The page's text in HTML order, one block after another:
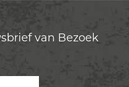
van Bezoek